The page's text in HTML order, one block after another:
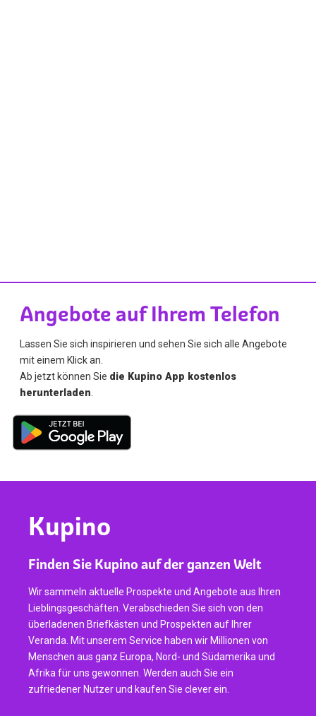
Angebote auf Ihrem Telefon
Lassen Sie sich inspirieren und sehen Sie sich alle Angebote
mit einem Klick an.
Ab jetzt können Sie die Kupino App kostenlos
herunterladen
Kupino
Finden Sie Kupino auf der ganzen Welt
Wir sammeln aktuelle Prospekte und Angebote aus Ihren
Lieblingsgeschäften. Verabschieden Sie sich von den
überladenen Briefkästen und Prospekten auf Ihrer
Veranda. Mit unserem Service haben wir Millionen von
Menschen aus ganz Europa, Nord- und Südamerika und
Afrika für uns gewonnen. Werden auch Sie ein
zufriedener Nutzer und kaufen Sie clever ein.